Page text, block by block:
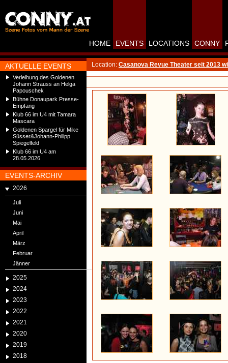
AKTUELLE EVENTS
Verleihung des Goldenen
Johann Strauss an Helga
Papouschek
Bühne Donaupark Presse-
Empfang
Klub 66 im U4 mit Tamara
Mascara
Goldenen Spargel für Mike
Süsser&Johann-Philipp
Spiegelfeld
Klub 66 im U4 am
28.05.2026
EVENTS-ARCHIV
2026
Juli
Juni
Mai
April
März
Februar
Jänner
2025
2024
2023
2022
2021
2020
2019
2018
HOME EVENTS LOCATIONS CONNY
Location: Casanova Revue Theater seit 2013